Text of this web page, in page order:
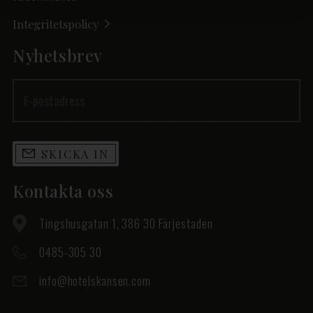
Integritetspolicy
Nyhetsbrev
SKICKA IN
Kontakta oss
Tingshusgatan 1, 386 30 Färjestaden
0485-305 30
info@hotelskansen.com